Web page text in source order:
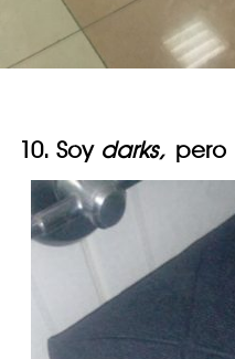
10. Soy darks, pero